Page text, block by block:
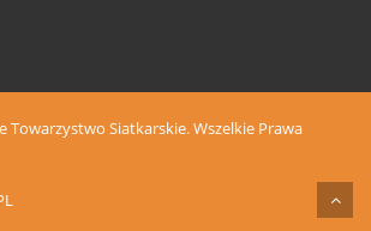
Towarzystwo Siatkarskie. Wszelkie Prawa